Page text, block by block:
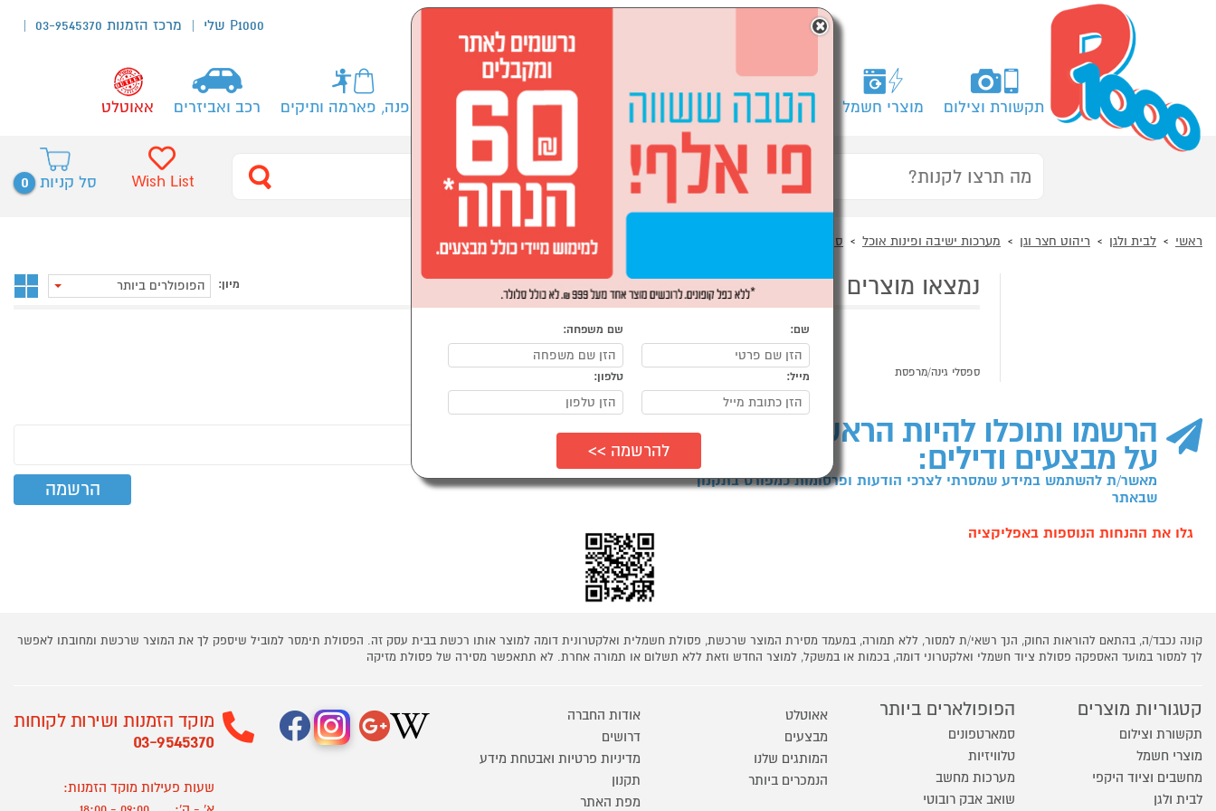
P1000 שלי מרכז הזמנות 03-9545370
תקשורת וצילום מוצרי חשמל מחשבים וציוד היקפי לבית ולגן ספורט, מחנאות וילדים אופנה, פארמה ותיקים רכב ואביזרים אאוטלט
סל קניות 0 Wish List
ראשי לבית ולגן ריהוט חצר וגן מערכות ישיבה ופינות אוכל ספסלי גינה/מרפסת
נמצאו מוצרים מיון: הפופולרים ביותר
ספסלי גינה/מרפסת
הרשמו ותוכלו להיות הראשונים לדעת
על מבצעים ודילים:
מאשר/ת להשתמש במידע שמסרתי לצרכי הודעות ופרסומות כמפורט בתקנון
שבאתר
גלו את ההנחות הנוספות באפליקציה
קונה נכבד/ה, בהתאם להוראות החוק, הנך רשאי/ת למסור, ללא תמורה, במעמד מסירת המוצר שרכשת, פסולת חשמלית ואלקטרונית דומה למוצר אותו רכשת בבית עסק זה. הפסולת תימסר למוביל שיספק לך את המוצר שרכשת ומחובתו לאפשר
לך למסור במועד האספקה פסולת ציוד חשמלי ואלקטרוני דומה, בכמות או במשקל, למוצר החדש וזאת ללא תשלום או תמורה אחרת. לא תתאפשר מסירה של פסולת מזיקה
קטגוריות מוצרים
תקשורת וצילום
מוצרי חשמל
מחשבים וציוד היקפי
לבית ולגן
הפופולארים ביותר
סמארטפונים
טלוויזיות
מערכות מחשב
שואב אבק רובוטי
אאוטלט
מבצעים
המותגים שלנו
הנמכרים ביותר
אודות החברה
דרושים
מדיניות פרטיות ואבטחת מידע
תקנון
מפת האתר
מוקד הזמנות ושירות לקוחות
03-9545370
שעות פעילות מוקד הזמנות:
×
שם: שם משפחה:
מייל: טלפון: